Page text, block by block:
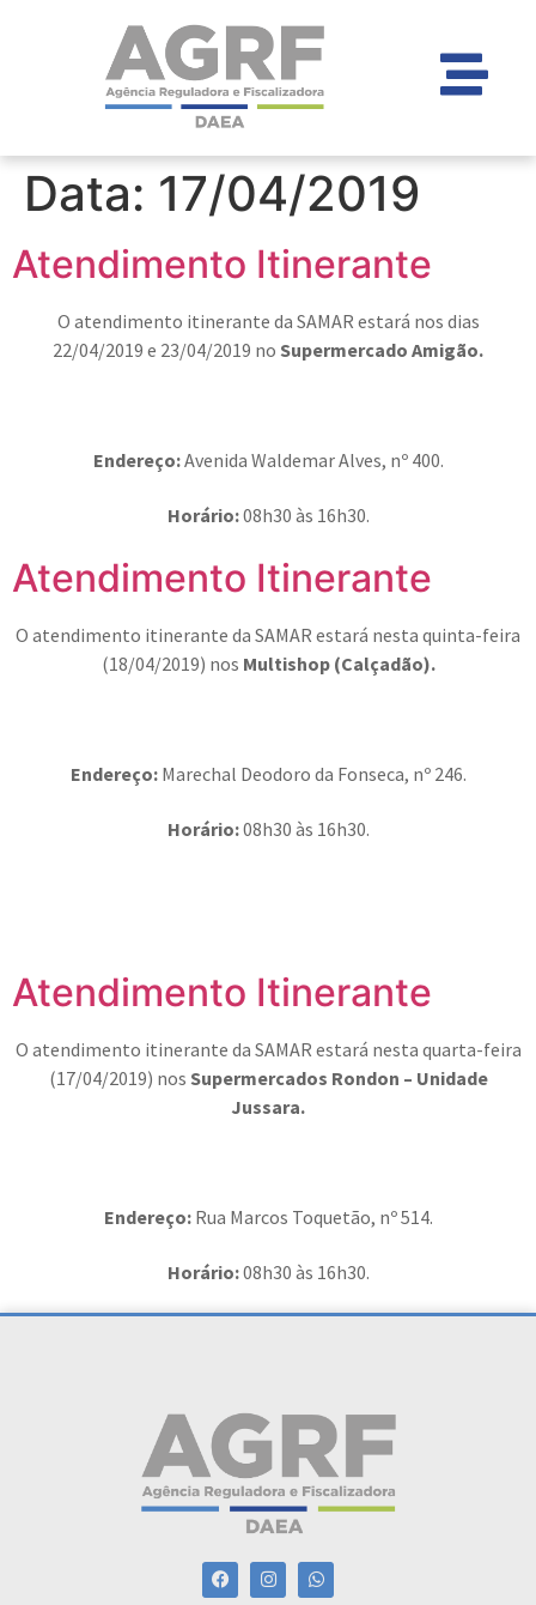
Data: 17/04/2019
Atendimento Itinerante
O atendimento itinerante da SAMAR estará nos dias
22/04/2019 e 23/04/2019 no Supermercado Amigão.
Endereço:Avenida Waldemar Alves, nº 400.
Horário:08h30 às 16h30.
Atendimento Itinerante
O atendimento itinerante da SAMAR estará nesta quinta-feira
(18/04/2019) nos Multishop (Calçadão).
Endereço: Marechal Deodoro da Fonseca, nº 246.
Horário:08h30 às 16h30.
Atendimento Itinerante
O atendimento itinerante da SAMAR estará nesta quarta-feira
(17/04/2019) nos Supermercados Rondon – Unidade
Jussara.
Endereço: Rua Marcos Toquetão, nº 514.
Horário:08h30 às 16h30.